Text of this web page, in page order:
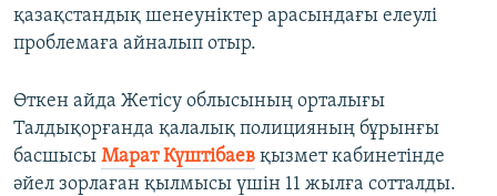
қазақстандық шенеуніктер арасындағы елеулі
проблемаға айналып отыр.
Өткен айда Жетісу облысының орталығы
Талдықорғанда қалалық полицияның бұрынғы
басшысы Марат Күштібаев қызмет кабинетінде
әйел зорлаған қылмысы үшін 11 жылға сотталды.